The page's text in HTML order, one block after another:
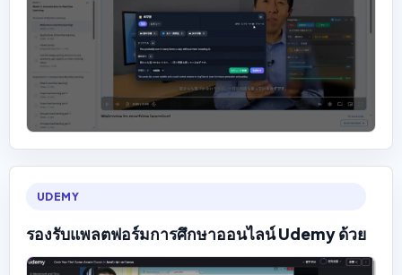
UDEMY
รองรับแพลตฟอร์มการศึกษาออนไลน์ Udemy ด้วย